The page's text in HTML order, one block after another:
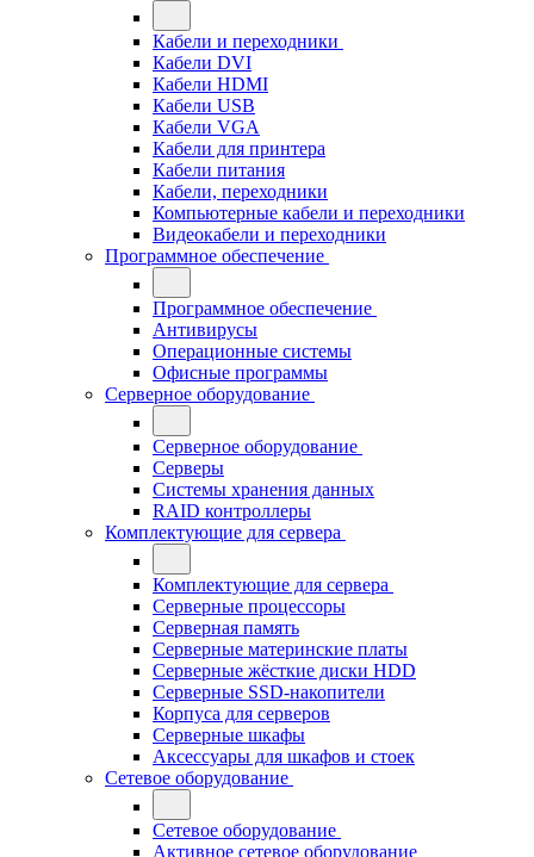
Кабели и переходники
Кабели DVI
Кабели HDMI
Кабели USB
Кабели VGA
Кабели для принтера
Кабели питания
Кабели, переходники
Компьютерные кабели и переходники
Видеокабели и переходники
Программное обеспечение
Программное обеспечение
Антивирусы
Операционные системы
Офисные программы
Серверное оборудование
Серверное оборудование
Серверы
Системы хранения данных
RAID контроллеры
Комплектующие для сервера
Комплектующие для сервера
Серверные процессоры
Серверная память
Серверные материнские платы
Серверные жёсткие диски HDD
Серверные SSD-накопители
Корпуса для серверов
Серверные шкафы
Аксессуары для шкафов и стоек
Сетевое оборудование
Сетевое оборудование
Активное сетевое оборудование